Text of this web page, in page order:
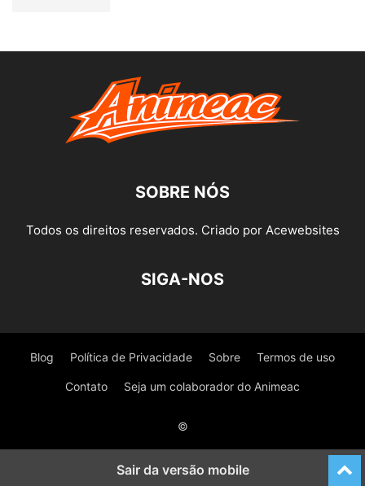
SOBRE NÓS
Todos os direitos reservados. Criado por Acewebsites
SIGA-NOS
Blog Política de Privacidade Sobre Termos de uso
Contato Seja um colaborador do Animeac
©
Sair da versão mobile